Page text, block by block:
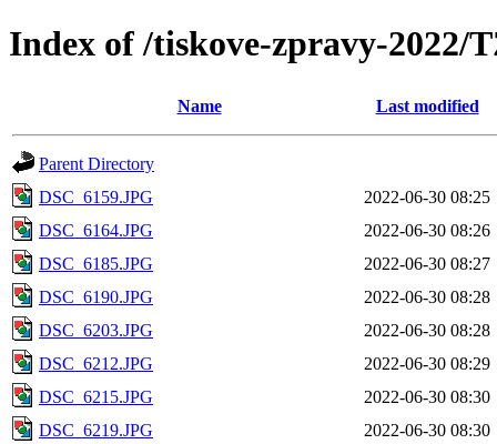
Index of /tiskove-zpravy-2022/
Name Last modified
Parent Directory
DSC_6159.JPG
2022-06-30 08:25
DSC_6164.JPG
2022-06-30 08:26
DSC_6185.JPG
2022-06-30 08:27
DSC_6190.JPG
2022-06-30 08:28
DSC_6203.JPG
2022-06-30 08:28
DSC_6212.JPG
2022-06-30 08:29
DSC_6215.JPG
2022-06-30 08:30
DSC_6219.JPG
2022-06-30 08:30